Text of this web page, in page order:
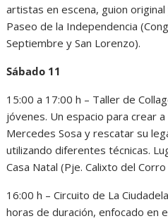
artistas en escena, guion
Paseo de la Independencia
Septiembre y San Lorenzo).
Sábado 11
15:00 a 17:00 h – Taller de
jóvenes. Un espacio para crear
Mercedes Sosa y rescatar su
utilizando diferentes técnicas.
Casa Natal (Pje. Calixto del
16:00 h – Circuito de La
horas de duración, enfocado en